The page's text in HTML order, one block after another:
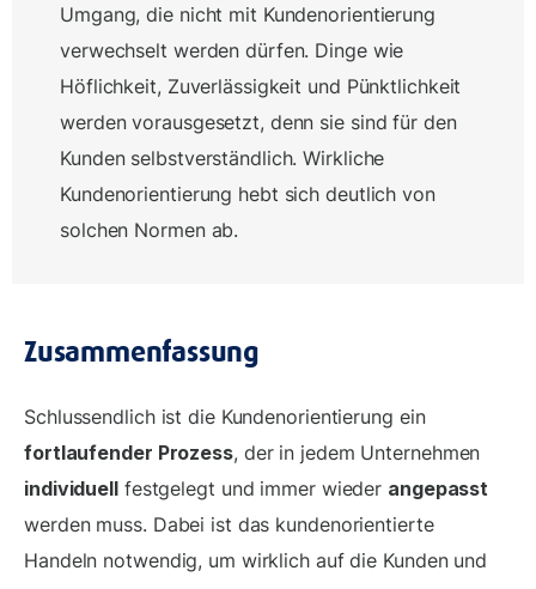
Umgang, die nicht mit Kundenorientierung
verwechselt werden dürfen. Dinge wie
Höflichkeit, Zuverlässigkeit und Pünktlichkeit
werden vorausgesetzt, denn sie sind für den
Kunden selbstverständlich. Wirkliche
Kundenorientierung hebt sich deutlich von
solchen Normen ab.
Zusammenfassung
Schlussendlich ist die Kundenorientierung ein
fortlaufender Prozess, der in jedem Unternehmen
individuellfestgelegt und immer wieder angepasst
werden muss. Dabei ist das kundenorientierte
Handeln notwendig, um wirklich auf die Kunden und